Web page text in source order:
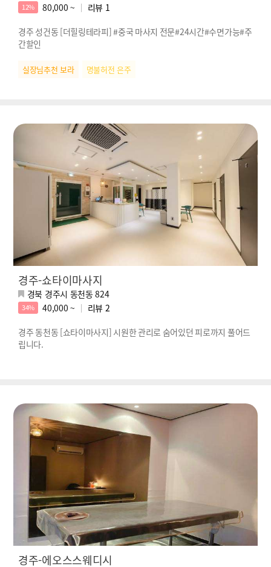
12% 80,000 ~ 리뷰 1
경주 성건동 [더힐링테라피] #중국 마사지 전문#24시간#수면가능#주
간할인
실장님추천 보라 명불허전 은주
경주-쇼타이마사지
경북 경주시 동천동 824
34% 40,000 ~ 리뷰 2
경주 동천동 [쇼타이마사지] 시원한 관리로 숨어있던 피로까지 풀어드
립니다.
경주-에오스스웨디시